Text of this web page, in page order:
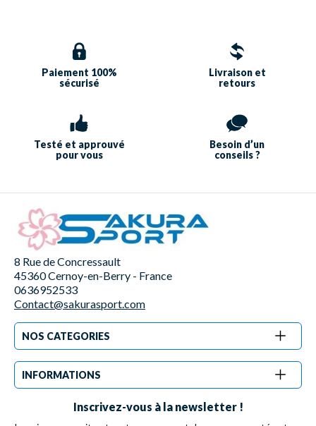
Paiement 100%
sécurisé
Livraison et
retours
Testé et approuvé
pour vous
Besoin d’un
conseils ?
8 Rue de Concressault
45360 Cernoy-en-Berry - France
0636952533
Contact@sakurasport.com
NOS CATEGORIES
INFORMATIONS
Inscrivez-vous à la newsletter !